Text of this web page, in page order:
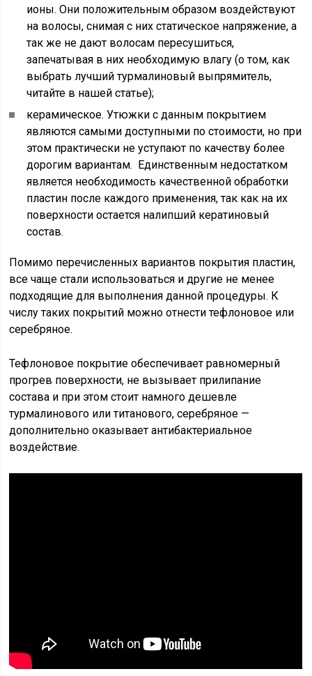
ионы. Они положительным образом воздействуют
на волосы, снимая с них статическое напряжение, а
так же не дают волосам пересушиться,
запечатывая в них необходимую влагу (о том, как
выбрать лучший турмалиновый выпрямитель,
читайте в нашей статье);
керамическое. Утюжки с данным покрытием
являются самыми доступными по стоимости, но при
этом практически не уступают по качеству более
дорогим вариантам. Единственным недостатком
является необходимость качественной обработки
пластин после каждого применения, так как на их
поверхности остается налипший кератиновый
состав.
Помимо перечисленных вариантов покрытия пластин,
все чаще стали использоваться и другие не менее
подходящие для выполнения данной процедуры. К
числу таких покрытий можно отнести тефлоновое или
серебряное.
Тефлоновое покрытие обеспечивает равномерный
прогрев поверхности, не вызывает прилипание
состава и при этом стоит намного дешевле
турмалинового или титанового, серебряное —
дополнительно оказывает антибактериальное
воздействие.